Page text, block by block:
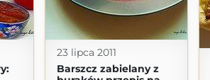
23 lipca 2011
Barszcz zabielany z